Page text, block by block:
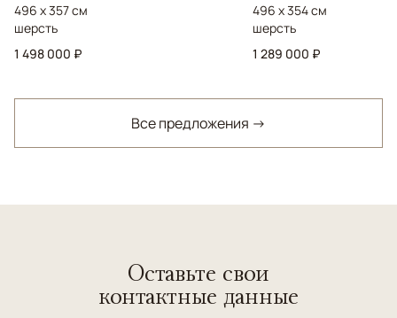
496 x 357 см
шерсть
1 498 000 ₽
496 x 354 см
шерсть
1 289 000 ₽
Все предложения →
Оставьте свои
контактные данные